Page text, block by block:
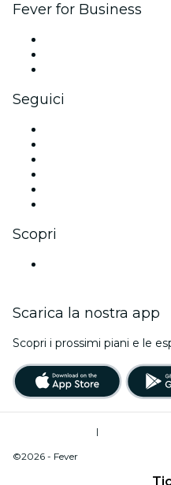
Fever for Business
Seguici
Scopri
Scarica la nostra app
Scopri i prossimi piani e le
|
©2026 - Fever